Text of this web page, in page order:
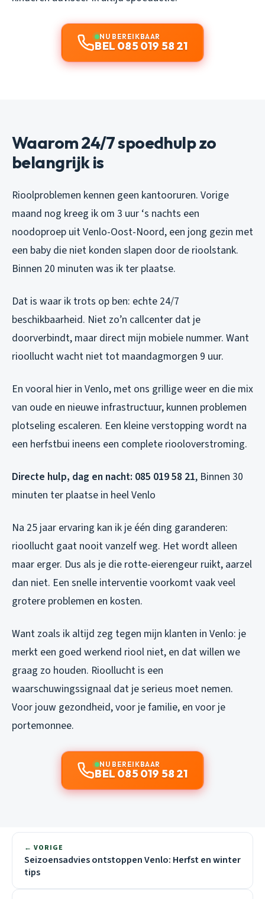
NU BEREIKBAAR
BEL 085 019 58 21
Waarom 24/7 spoedhulp zo
belangrijk is
Rioolproblemen kennen geen kantooruren. Vorige
maand nog kreeg ik om 3 uur ‘s nachts een
noodoproep uit Venlo-Oost-Noord, een jong gezin met
een baby die niet konden slapen door de rioolstank.
Binnen 20 minuten was ik ter plaatse.
Dat is waar ik trots op ben: echte 24/7
beschikbaarheid. Niet zo’n callcenter dat je
doorverbindt, maar direct mijn mobiele nummer. Want
rioollucht wacht niet tot maandagmorgen 9 uur.
En vooral hier in Venlo, met ons grillige weer en die mix
van oude en nieuwe infrastructuur, kunnen problemen
plotseling escaleren. Een kleine verstopping wordt na
een herfstbui ineens een complete riooloverstroming.
Directe hulp, dag en nacht: 085 019 58 21, Binnen 30
minuten ter plaatse in heel Venlo
Na 25 jaar ervaring kan ik je één ding garanderen:
rioollucht gaat nooit vanzelf weg. Het wordt alleen
maar erger. Dus als je die rotte-eierengeur ruikt, aarzel
dan niet. Een snelle interventie voorkomt vaak veel
grotere problemen en kosten.
Want zoals ik altijd zeg tegen mijn klanten in Venlo: je
merkt een goed werkend riool niet, en dat willen we
graag zo houden. Rioollucht is een
waarschuwingssignaal dat je serieus moet nemen.
Voor jouw gezondheid, voor je familie, en voor je
portemonnee.
NU BEREIKBAAR
BEL 085 019 58 21
← VORIGE
Seizoensadvies ontstoppen Venlo: Herfst en winter
tips